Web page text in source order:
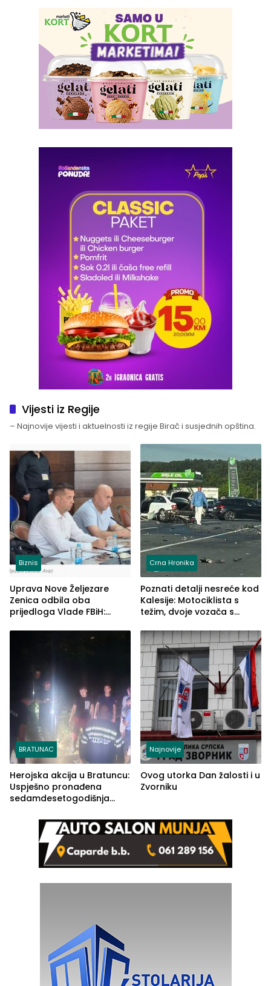
Vijesti iz Regije
– Najnovije vijesti i aktuelnosti iz regije Birač i susjednih opština.
Biznis
Uprava Nove Željezare
Zenica odbila oba
prijedloga Vlade FBiH:
rješenje
Crna Hronika
Poznati detalji nesreće kod
Kalesije: Motociklista s
težim, dvoje vozača s
BRATUNAC
Herojska akcija u Bratuncu:
Uspješno pronađena
sedamdesetogodišnja
Kravice.
Najnovije
Ovog utorka Dan žalosti i u
Zvorniku